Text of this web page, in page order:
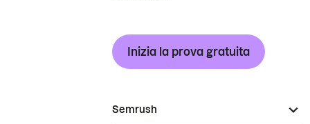
Inizia la prova gratuita
Semrush